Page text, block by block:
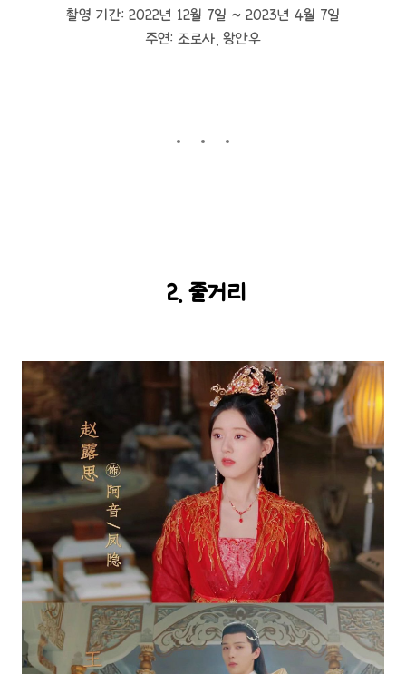
촬영 기간: 2022년 12월 7일 ~ 2023년 4월 7일
주연: 조로사, 왕안우
2. 줄거리